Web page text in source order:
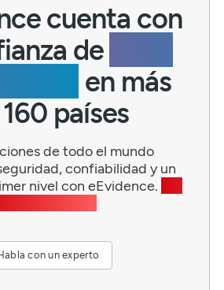
cuenta con
de
en más
países
de todo el mundo
confiabilidad y un
nivel con eEvidence.
con un experto